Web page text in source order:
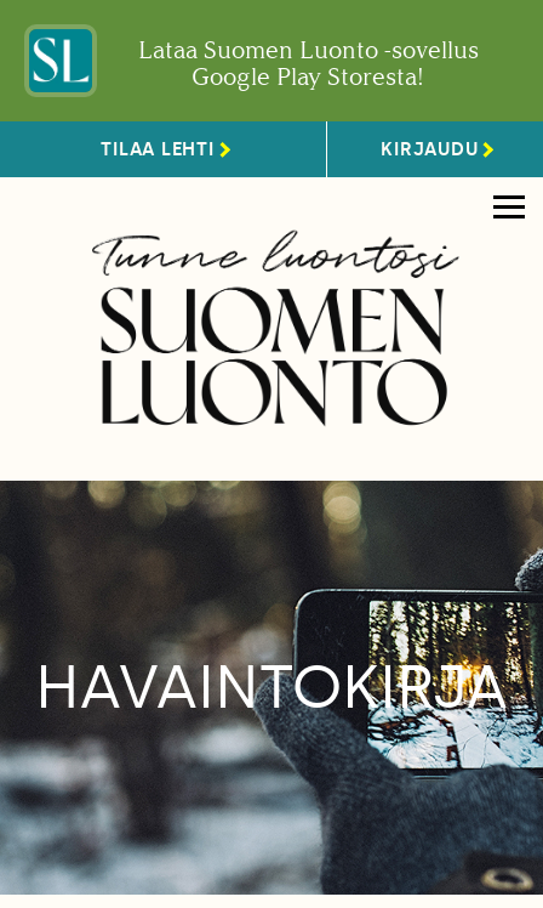
Lataa Suomen Luonto -sovellus
Google Play Storesta!
TILAA LEHTI KIRJAUDU
HAVAINTOKIRJA